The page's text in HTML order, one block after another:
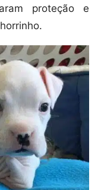
proteção e